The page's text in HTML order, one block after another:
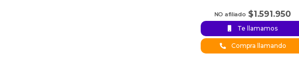
$1.591.950
Te llamamos
Compra llamando